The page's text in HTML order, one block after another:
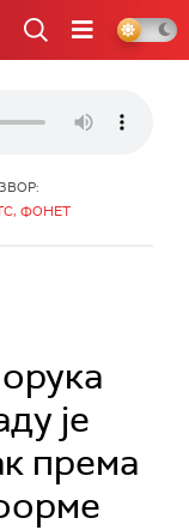
ФОНЕТ
је
према